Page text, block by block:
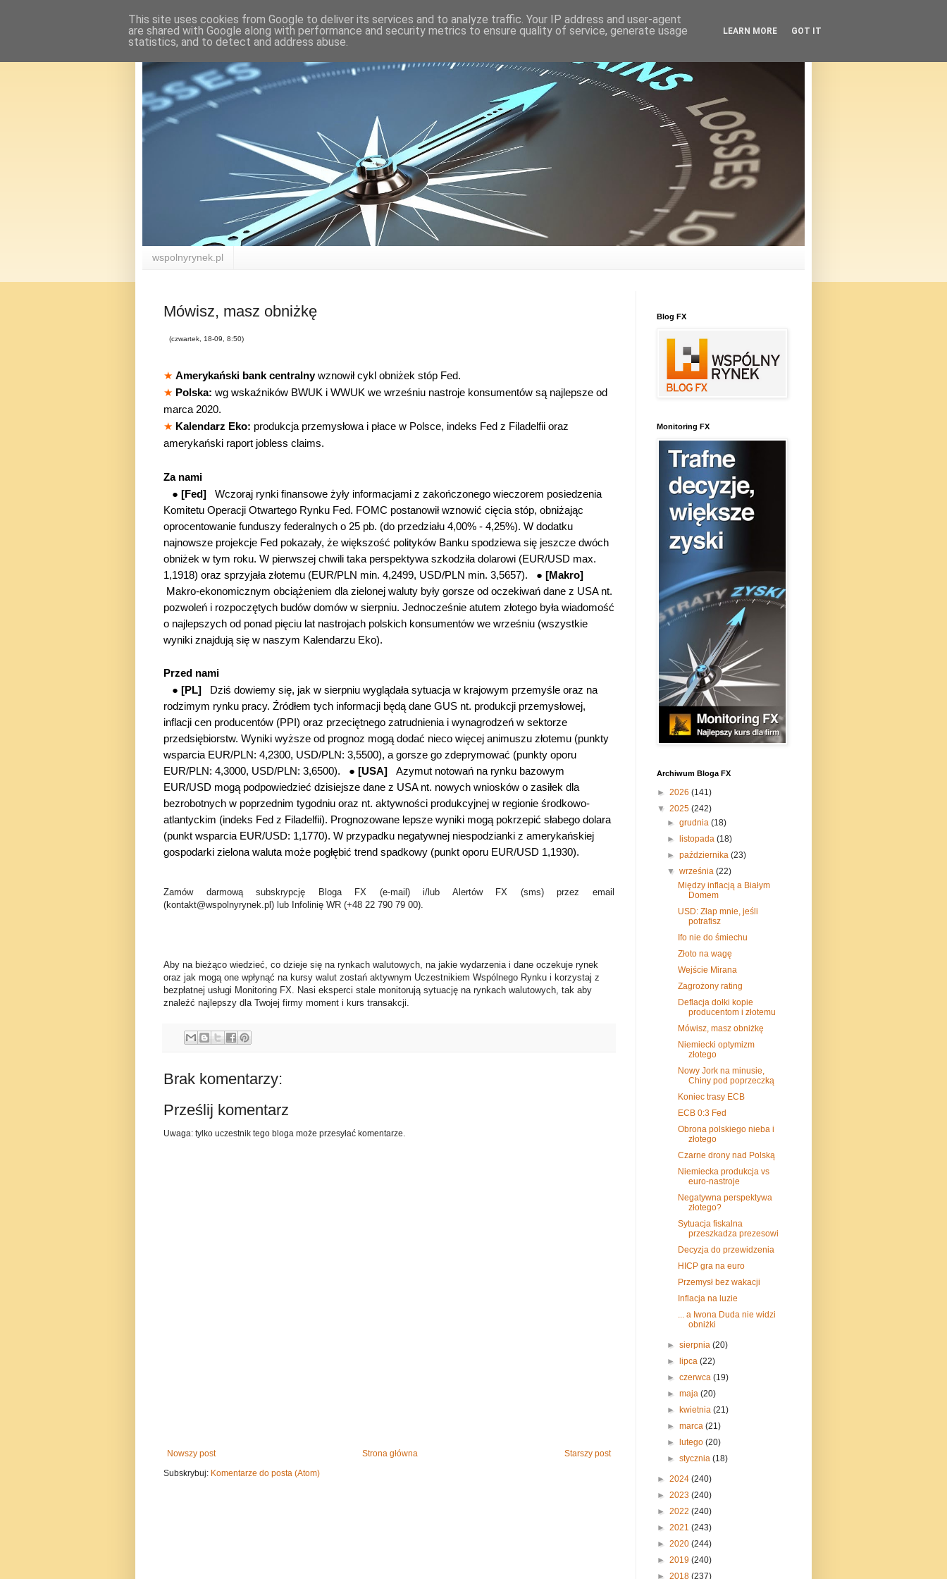
wspolnyrynek.pl
Mówisz, masz obniżkę
(czwartek, 18-09, 8:50)
★ Amerykański bank centralnywznowił cykl obniżek stóp Fed.
★ Polska: wg wskaźników BWUK i WWUK we wrześniu nastroje konsumentów są najlepsze od
marca 2020.
★ Kalendarz Eko: produkcja przemysłowa i płace w Polsce, indeks Fed z Filadelfii oraz
amerykański raport jobless claims.
Za nami
● [Fed] Wczoraj rynki finansowe żyły informacjami z zakończonego wieczorem posiedzenia
Komitetu Operacji Otwartego Rynku Fed. FOMC postanowił wznowić cięcia stóp, obniżając
oprocentowanie funduszy federalnych o 25 pb. (do przedziału 4,00% - 4,25%). W dodatku
najnowsze projekcje Fed pokazały, że większość polityków Banku spodziewa się jeszcze dwóch
obniżek w tym roku. W pierwszej chwili taka perspektywa szkodziła dolarowi (EUR/USD max.
1,1918) oraz sprzyjała złotemu (EUR/PLN min. 4,2499, USD/PLN min. 3,5657). ● [Makro]
Makro-ekonomicznym obciążeniem dla zielonej waluty były gorsze od oczekiwań dane z USA nt.
pozwoleń i rozpoczętych budów domów w sierpniu. Jednocześnie atutem złotego była wiadomość
o najlepszych od ponad pięciu lat nastrojach polskich konsumentów we wrześniu (wszystkie
wyniki znajdują się w naszym Kalendarzu Eko).
Przed nami
● [PL]
Dziś dowiemy się, jak w sierpniu wyglądała sytuacja w krajowym przemyśle oraz na
rodzimym rynku pracy. Źródłem tych informacji będą dane GUS nt. produkcji przemysłowej,
inflacji cen producentów (PPI) oraz przeciętnego zatrudnienia i wynagrodzeń w sektorze
przedsiębiorstw. Wyniki wyższe od prognoz mogą dodać nieco więcej animuszu złotemu (punkty
wsparcia EUR/PLN: 4,2300, USD/PLN: 3,5500), a gorsze go zdeprymować (punkty oporu
EUR/PLN: 4,3000, USD/PLN: 3,6500). ● [USA] Azymut notowań na rynku bazowym
EUR/USD mogą podpowiedzieć dzisiejsze dane z USA nt. nowych wniosków o zasiłek dla
bezrobotnych w poprzednim tygodniu oraz nt. aktywności produkcyjnej w regionie środkowo-
atlantyckim (indeks Fed z Filadelfii). Prognozowane lepsze wyniki mogą pokrzepić słabego dolara
(punkt wsparcia EUR/USD: 1,1770). W przypadku negatywnej niespodzianki z amerykańskiej
gospodarki zielona waluta może pogłębić trend spadkowy (punkt oporu EUR/USD 1,1930).
Zamów darmową subskrypcję Bloga FX (e-mail) i/lub Alertów FX (sms) przez email
(kontakt@wspolnyrynek.pl) lub Infolinię WR (+48 22 790 79 00).
Aby na bieżąco wiedzieć, co dzieje się na rynkach walutowych, na jakie wydarzenia i dane oczekuje rynek
oraz jak mogą one wpłynąć na kursy walut zostań aktywnym Uczestnikiem Wspólnego Rynku i korzystaj z
bezpłatnej usługi Monitoring FX. Nasi eksperci stale monitorują sytuację na rynkach walutowych, tak aby
znaleźć najlepszy dla Twojej firmy moment i kurs transakcji.
Brak komentarzy:
Prześlij komentarz
Uwaga: tylko uczestnik tego bloga może przesyłać komentarze.
Nowszy post Starszy post
Strona główna
Subskrybuj: Komentarze do posta (Atom)
Blog FX
Monitoring FX
Archiwum Bloga FX
► 2026 (141)
▼ 2025 (242)
►grudnia(18)
►listopada(18)
►października(23)
▼września(22)
Między inflacją a Białym
Domem
USD: Złap mnie, jeśli
potrafisz
Ifo nie do śmiechu
Złoto na wagę
Wejście Mirana
Zagrożony rating
Deflacja dołki kopie
producentom i złotemu
Mówisz, masz obniżkę
Niemiecki optymizm
złotego
Nowy Jork na minusie,
Chiny pod poprzeczką
Koniec trasy ECB
ECB 0:3 Fed
Obrona polskiego nieba i
złotego
Czarne drony nad Polską
Niemiecka produkcja vs
euro-nastroje
Negatywna perspektywa
złotego?
Sytuacja fiskalna
przeszkadza prezesowi
Decyzja do przewidzenia
HICP gra na euro
Przemysł bez wakacji
Inflacja na luzie
... a Iwona Duda nie widzi
obniżki
►sierpnia(20)
►lipca(22)
►czerwca(19)
►maja(20)
►kwietnia(21)
►marca(21)
►lutego(20)
►stycznia(18)
► 2024 (240)
► 2023 (240)
► 2022 (240)
► 2021 (243)
► 2020 (244)
► 2019 (240)
► 2018 (237)
This site uses cookies from Google to deliver its services and to analyze traffic. Your IP address and user-agent
are shared with Google along with performance and security metrics to ensure quality of service, generate usage
statistics, and to detect and address abuse.
LEARN MORE GOT IT